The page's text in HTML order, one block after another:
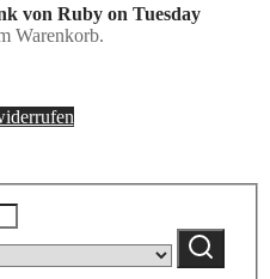
von Ruby on Tuesday
Warenkorb.
category:
Suchen